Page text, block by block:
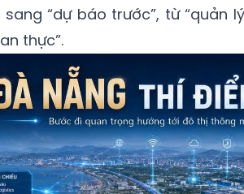
sang “dự báo trước”, từ “quản
thực”.